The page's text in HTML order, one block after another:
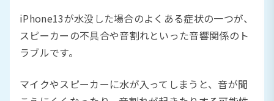
iPhone13が水没した場合のよくある症状の一つが、
スピーカーの不具合や音割れといった音響関係のト
ラブルです。
マイクやスピーカーに水が入ってしまうと、音が聞